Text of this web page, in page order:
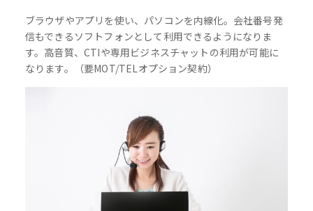
ブラウザやアプリを使い、パソコンを内線化。会社番号発
信もできるソフトフォンとして利用できるようになりま
す。高音質、CTIや専用ビジネスチャットの利用が可能に
なります。（要MOT/TELオプション契約）